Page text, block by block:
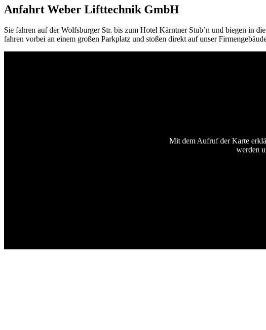
Anfahrt Weber Lifttechnik GmbH
Sie fahren auf der Wolfsburger Str. bis zum Hotel Kärntner Stub’n und biegen in
fahren vorbei an einem großen Parkplatz und stoßen direkt auf unser
Mit dem Aufruf der Karte
werden